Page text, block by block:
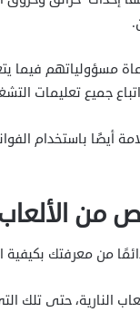
مسؤولياتهم فيما
جميع تعليمات
أيضًا باستخدام
من
من معرفتك بكيفية
النارية، حتى تلك